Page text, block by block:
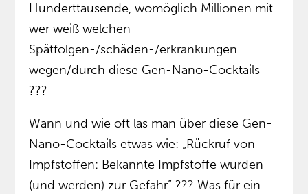
Hunderttausende, womöglich Millionen mit
wer weiß welchen
Spätfolgen-/schäden-/erkrankungen
wegen/durch diese Gen-Nano-Cocktails
???
Wann und wie oft las man über diese Gen-
Nano-Cocktails etwas wie: „Rückruf von
Impfstoffen: Bekannte Impfstoffe wurden
(und werden) zur Gefahr” ??? Was für ein